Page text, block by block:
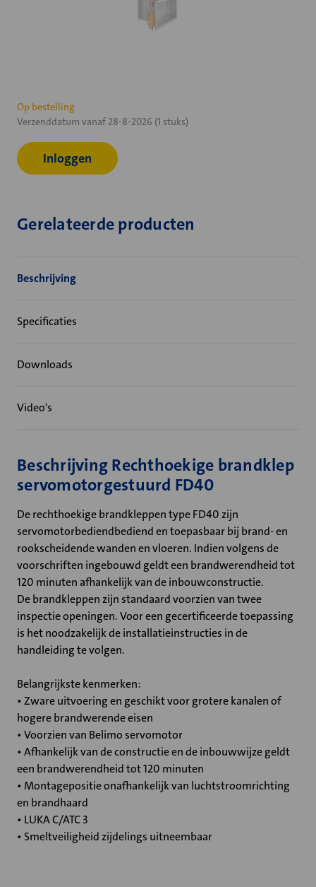
Huidige
voorraad:
Op bestelling
Verzenddatum vanaf 28-8-2026 (1 stuks)
Inloggen
Gerelateerde producten
Beschrijving
Specificaties
Downloads
Video's
Beschrijving Rechthoekige brandklep
servomotorgestuurd FD40
De rechthoekige brandkleppen type FD40 zijn
servomotorbediendbediend en toepasbaar bij brand- en
rookscheidende wanden en vloeren. Indien volgens de
voorschriften ingebouwd geldt een brandwerendheid tot
120 minuten afhankelijk van de inbouwconstructie.
De brandkleppen zijn standaard voorzien van twee
inspectie openingen. Voor een gecertificeerde toepassing
is het noodzakelijk de installatieinstructies in de
handleiding te volgen.
Belangrijkste kenmerken:
• Zware uitvoering en geschikt voor grotere kanalen of
hogere brandwerende eisen
• Voorzien van Belimo servomotor
• Afhankelijk van de constructie en de inbouwwijze geldt
een brandwerendheid tot 120 minuten
• Montagepositie onafhankelijk van luchtstroomrichting
en brandhaard
• LUKA C/ATC 3
• Smeltveiligheid zijdelings uitneembaar